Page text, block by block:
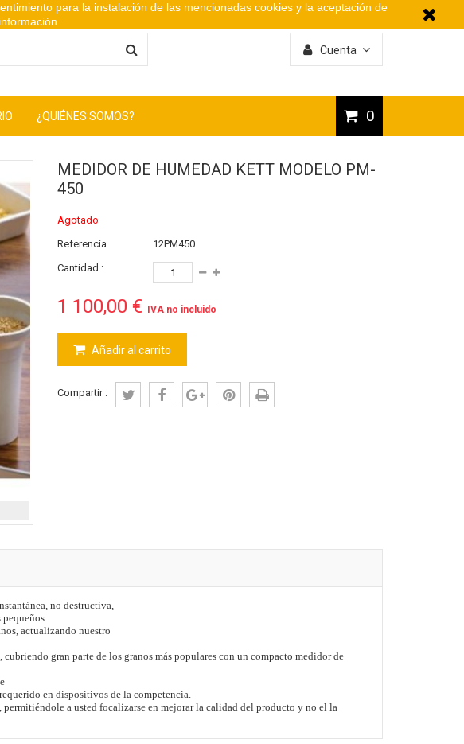
Cuenta
0
¿QUIÉNES SOMOS?
MEDIDOR DE HUMEDAD KETT MODELO PM-
450
Agotado
Referencia
12PM450
Cantidad :
1 100,00 € IVA no incluido
Añadir al carrito
Compartir :
no destructiva,
actualizando nuestro
gran parte de los granos más populares con un compacto medidor de
en dispositivos de la competencia.
a usted focalizarse en mejorar la calidad del producto y no el la
para la instalación de las mencionadas cookies y la aceptación de